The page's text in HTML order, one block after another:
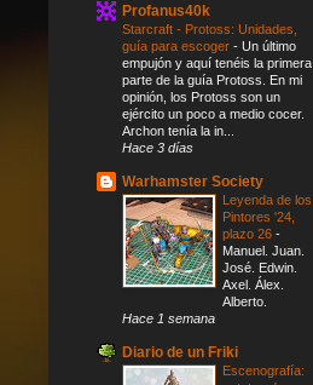
Profanus40k
Starcraft - Protoss: Unidades,
guía para escoger - Un último
empujón y aquí tenéis la primera
parte de la guía Protoss. En mi
opinión, los Protoss son un
ejército un poco a medio cocer.
Archon tenía la in...
Hace 3 días
Warhamster Society
Leyenda de los
Pintores '24,
plazo 26 -
Manuel. Juan.
José. Edwin.
Axel. Álex.
Alberto.
Hace 1 semana
Diario de un Friki
Escenografía: